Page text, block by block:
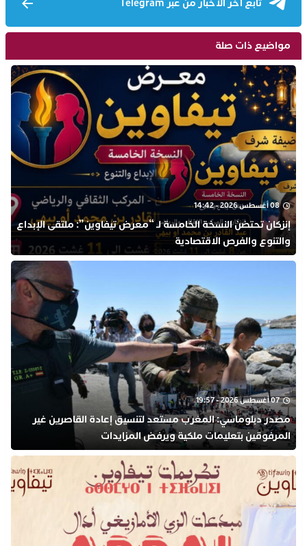
تابع آخر الأخبار من عبر Telegram
مواضيع ذات صلة
08 أغسطس 2026 - 14:42
إنزكان تحتضن النسخة الخامسة لـ “معرض تيفاوين”: ملتقى الإبداع
والتنوع والفرص الاقتصادية
07 أغسطس 2026 - 19:57
مصدر دبلوماسي: المغرب مستعد لتنسيق إعادة القاصرين غير
المرفوقين بتعليمات ملكية ويرفض المزايدات